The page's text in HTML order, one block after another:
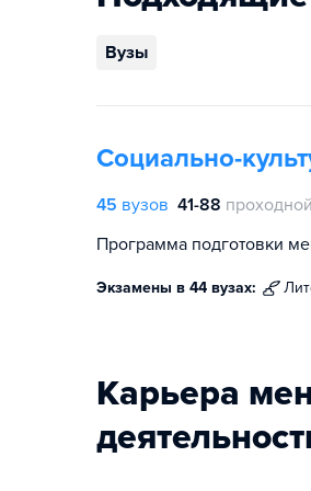
Вузы
Социально-
45 вузов 41-88
Программа подготовки
Экзамены в 44 вузах:
Карьера